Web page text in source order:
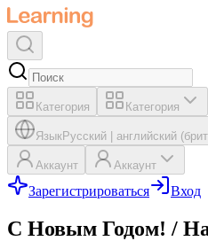
Категория Категория
ЯзыкРусский английский
Аккаунт Аккаунт
Зарегистрироваться Вход
С Новым Годом! /